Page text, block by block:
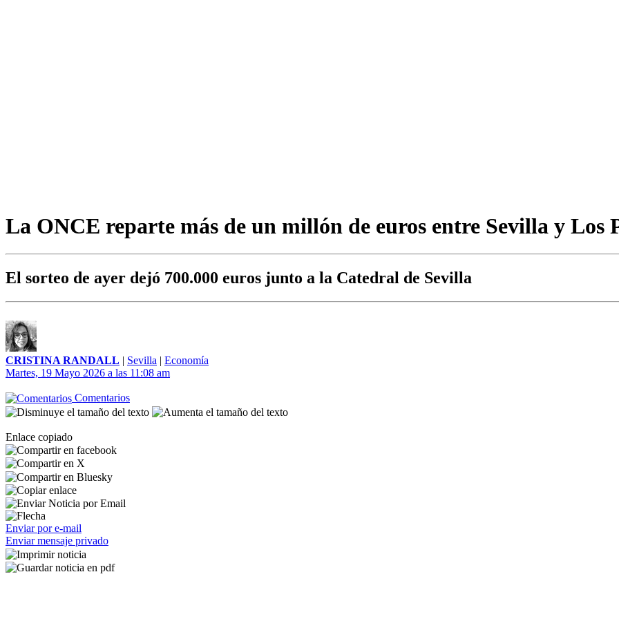
La ONCE reparte más de un millón de euros entre Sevilla y Los
El sorteo de ayer dejó 700.000 euros junto a la Catedral de Sevilla
CRISTINA RANDALL | Sevilla | Economía
Martes, 19 Mayo 2026 a las 11:08 am
Comentarios
Enlace copiado
Enviar por e-mail
Enviar mensaje privado